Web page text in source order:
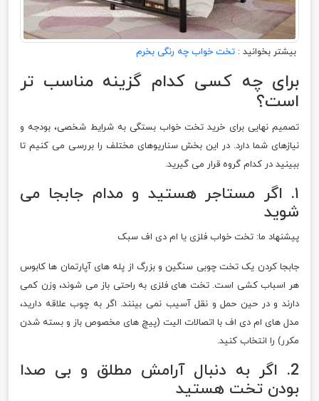
بیشتر بخوانید : تخت خواب چه رنگی بخرم
برای چه کسی کدام گزینه مناسب تر
است؟
تصمیم نهایی برای خرید تخت خواب بستگی به شرایط شخصی، بودجه و
نیازهای شما دارد. در این بخش سناریوهای مختلف را بررسی می کنیم تا
ببینید در کدام گروه قرار می گیرید.
۱. اگر مستاجر هستید و مدام جابجا می
شوید
پیشنهاد ما: تخت خواب فلزی یا ام دی اف سبک
جابجا کردن یک تخت چوبی سنگین و بزرگ از پله های آپارتمان ها کابوس
هر اسباب کشی است. تخت های فلزی به راحتی باز می شوند، وزن کمی
دارند و در حین حمل و نقل آسیب نمی بینند. اگر به چوب علاقه دارید،
مدل های ام دی اف با اتصالات الیت (پیچ های مخصوص باز و بسته شدن
مکرر) را انتخاب کنید.
2. اگر به دنبال آرامش مطلق و بی صدا
بودن تخت هستید